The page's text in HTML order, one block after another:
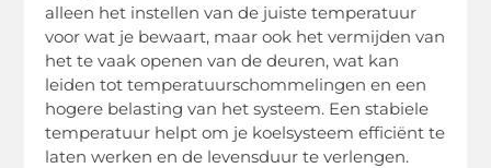
alleen het instellen van de juiste temperatuur
voor wat je bewaart, maar ook het vermijden van
het te vaak openen van de deuren, wat kan
leiden tot temperatuurschommelingen en een
hogere belasting van het systeem. Een stabiele
temperatuur helpt om je koelsysteem efficiënt te
laten werken en de levensduur te verlengen.